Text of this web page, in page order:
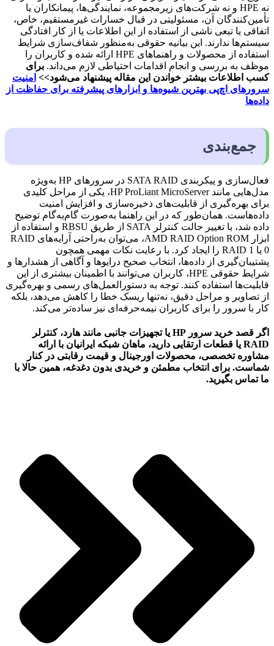
نه HPE و نه شرکت‌های زیرمجموعه، نمایندگی‌ها، پیمانکاران یا
تأمین‌کنندگان آن، مسئولیتی در قبال خسارات غیرمستقیم، خاص،
اتفاقی یا تبعی ناشی از استفاده از این اطلاعات یا از کار افتادگی
سیستم‌ها ندارند. این بیانیه حقوقی به‌منظور شفاف‌سازی شرایط
استفاده از محصولات و راهنماهای HPE ارائه شده و کاربران را
موظف به بررسی و انجام اقدامات احتیاطی لازم می‌داند. برای
کسب اطلاعات بیشتر خواندن این مقاله پیشنهاد می‌شود>> امنیت
سرورهای اچ‌پی بهترین شیوه‌ها و ابزارهای پیشرفته برای حفاظت از
داده‌ها
جمع‌بندی
فعال‌سازی و پیکربندی SATA RAID در سرورهای HP به‌ویژه
مدل‌هایی مانند HP ProLiant MicroServer، یکی از مراحل کلیدی
برای بهره‌گیری از قابلیت‌های ذخیره‌سازی و افزایش امنیت
داده‌هاست. همان‌طور که در این راهنما به‌صورت گام‌به‌گام توضیح
داده شد، با تغییر حالت کنترلر SATA از طریق RBSU و استفاده از
ابزار AMD RAID Option ROM، می‌توان به‌راحتی آرایه‌های RAID
0 یا RAID 1 را ایجاد کرد. با رعایت نکات مهمی همچون
پشتیبان‌گیری از داده‌ها، انتخاب صحیح درایوها و آگاهی از هشدارها و
شرایط حقوقی HPE، کاربران می‌توانند با اطمینان بیشتری از این
قابلیت‌ها استفاده کنند. توجه به دستورالعمل‌های رسمی و بهره‌گیری
از تصاویر و مراحل دقیق، نه‌تنها ریسک خطا را کاهش می‌دهد، بلکه
کار با سرور را برای کاربران نیمه‌حرفه‌ای نیز ساده‌تر می‌کند.
اگر قصد خرید سرور HP یا تجهیزات جانبی مانند هارد، کنترلر
RAID یا قطعات ارتقایی دارید، ماهان شبکه ایرانیان با ارائه
مشاوره تخصصی، محصولات اورجینال و قیمت رقابتی در کنار
شماست. برای انتخاب مطمئن و خریدی بدون دغدغه، همین حالا با
ما تماس بگیرید.